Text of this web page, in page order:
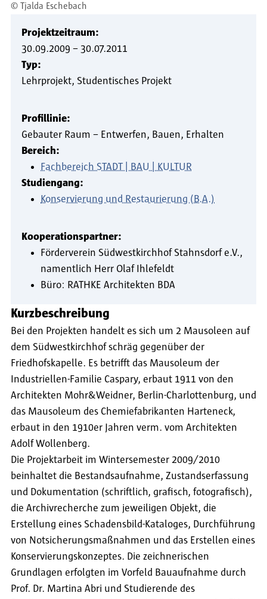
© Tjalda Eschebach
Projektzeitraum:
30.09.2009 – 30.07.2011
Typ:
Lehrprojekt Studentisches Projekt
Profillinie:
Gebauter Raum – Entwerfen, Bauen, Erhalten
Bereich:
Fachbereich STADT | BAU | KULTUR
Studiengang:
Konservierung und Restaurierung (B.A.)
Kooperationspartner:
Förderverein Südwestkirchhof Stahnsdorf e.V.,
namentlich Herr Olaf Ihlefeldt
Büro: RATHKE Architekten BDA
Kurzbeschreibung
Bei den Projekten handelt es sich um 2 Mausoleen auf
dem Südwestkirchhof schräg gegenüber der
Friedhofskapelle. Es betrifft das Mausoleum der
Industriellen-Familie Caspary, erbaut 1911 von den
Architekten Mohr&Weidner, Berlin-Charlottenburg, und
das Mausoleum des Chemiefabrikanten Harteneck,
erbaut in den 1910er Jahren verm. vom Architekten
Adolf Wollenberg.
Die Projektarbeit im Wintersemester 2009/2010
beinhaltet die Bestandsaufnahme, Zustandserfassung
und Dokumentation (schriftlich, grafisch, fotografisch),
die Archivrecherche zum jeweiligen Objekt, die
Erstellung eines Schadensbild-Kataloges, Durchführung
von Notsicherungsmaßnahmen und das Erstellen eines
Konservierungskonzeptes. Die zeichnerischen
Grundlagen erfolgten im Vorfeld Bauaufnahme durch
Prof. Dr. Martina Abri und Studierende des